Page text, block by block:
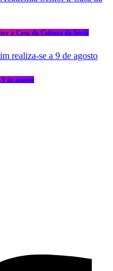
à Casa da Cultura da Sertã
de agosto